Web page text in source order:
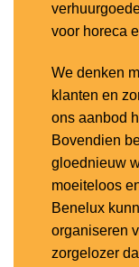
voor horeca
We denken
klanten en
ons aanbod
Bovendien
gloednieuw
moeiteloos
Benelux
organiseren
zorgelozer